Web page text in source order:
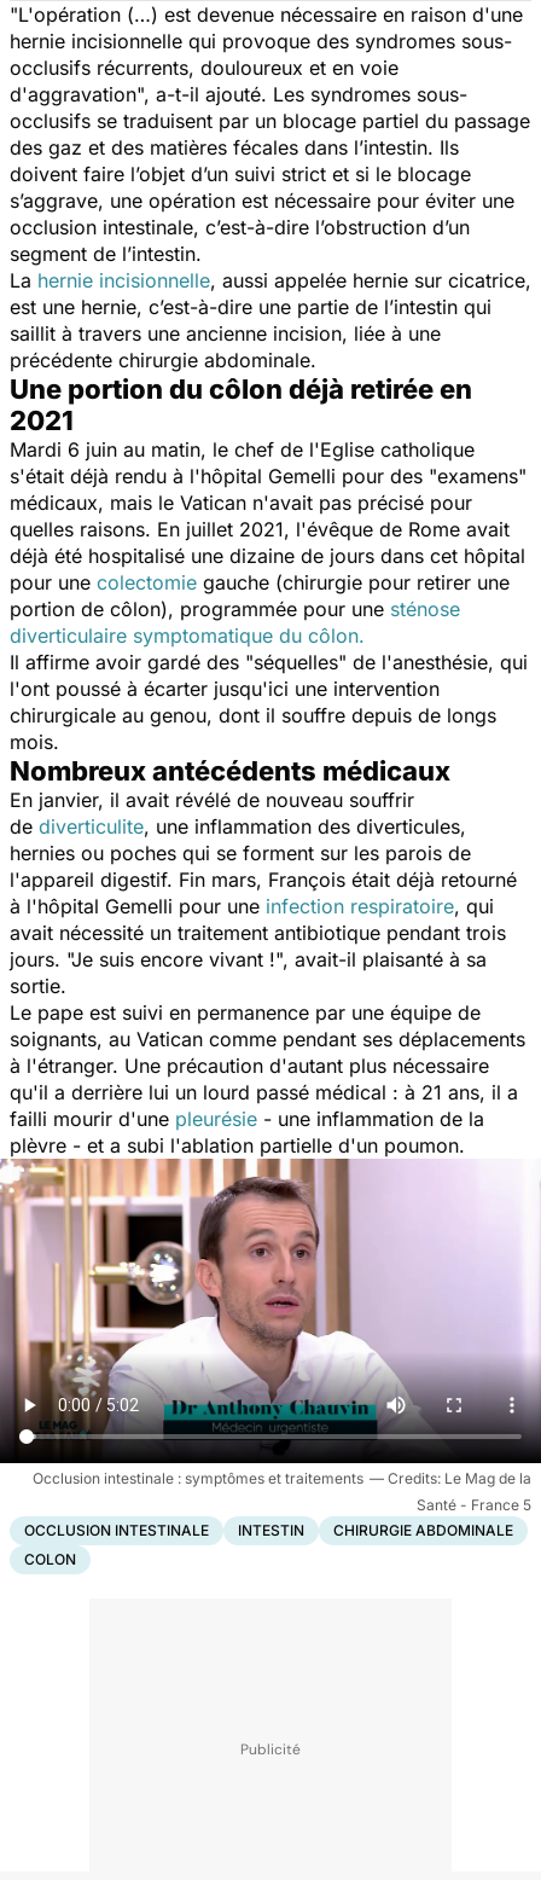
"L'opération (…) est devenue nécessaire en raison d'une
hernie incisionnelle qui provoque des syndromes sous-
occlusifs récurrents, douloureux et en voie
d'aggravation", a-t-il ajouté. Les syndromes sous-
occlusifs se traduisent par un blocage partiel du passage
des gaz et des matières fécales dans l’intestin. Ils
doivent faire l’objet d’un suivi strict et si le blocage
s’aggrave, une opération est nécessaire pour éviter une
occlusion intestinale, c’est-à-dire l’obstruction d’un
segment de l’intestin.
La hernie incisionnelle, aussi appelée hernie sur cicatrice,
est une hernie, c’est-à-dire une partie de l’intestin qui
saillit à travers une ancienne incision, liée à une
précédente chirurgie abdominale.
Une portion du côlon déjà retirée en
2021
Mardi 6 juin au matin, le chef de l'Eglise catholique
s'était déjà rendu à l'hôpital Gemelli pour des "examens"
médicaux, mais le Vatican n'avait pas précisé pour
quelles raisons. En juillet 2021, l'évêque de Rome avait
déjà été hospitalisé une dizaine de jours dans cet hôpital
pour une colectomie gauche (chirurgie pour retirer une
portion de côlon), programmée pour une sténose
diverticulaire symptomatique du côlon.
Il affirme avoir gardé des "séquelles" de l'anesthésie, qui
l'ont poussé à écarter jusqu'ici une intervention
chirurgicale au genou, dont il souffre depuis de longs
mois.
Nombreux antécédents médicaux
En janvier, il avait révélé de nouveau souffrir
de diverticulite, une inflammation des diverticules,
hernies ou poches qui se forment sur les parois de
l'appareil digestif. Fin mars, François était déjà retourné
à l'hôpital Gemelli pour une infection respiratoire, qui
avait nécessité un traitement antibiotique pendant trois
jours. "Je suis encore vivant !", avait-il plaisanté à sa
sortie.
Le pape est suivi en permanence par une équipe de
soignants, au Vatican comme pendant ses déplacements
à l'étranger. Une précaution d'autant plus nécessaire
qu'il a derrière lui un lourd passé médical : à 21 ans, il a
failli mourir d'une pleurésie - une inflammation de la
plèvre - et a subi l'ablation partielle d'un poumon.
Occlusion intestinale : symptômes et traitements
Le Mag de la
Santé - France 5
OCCLUSION INTESTINALE
INTESTIN
CHIRURGIE ABDOMINALE
COLON